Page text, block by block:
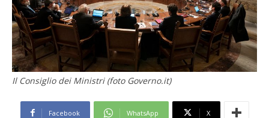
Il Consiglio dei Ministri (foto Governo.it)
Facebook WhatsApp X